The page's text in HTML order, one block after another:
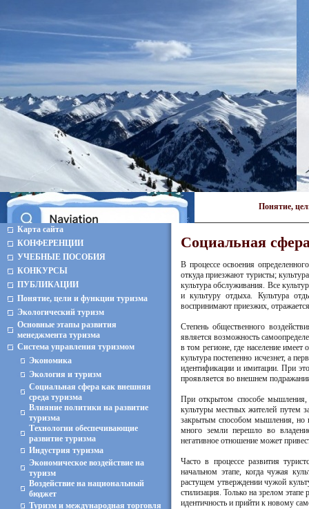
Понятие,
Карта сайта
КОНФЕРЕНЦИИ
УЧЕБНЫЕ ПОСОБИЯ
КОНКУРСЫ
ПУБЛИКАЦИИ
Понятие, цели и функции туризма
Экологический туризм
Основные этапы развития
менеджмента туризма
Система управления туризмом
Экономика
Экология и туризм
Социальная сфера как внешняя
среда туризма
Влияние политики на развитие
туризма
Технологии обеспечивающие
развитие туризма
Индустрия туризма
Экономическое воздействие на
туризм
Воздействие на национальный
бюджет
Туризм и международная торговля
Социальная
В процессе освоения
откуда приезжают туристы;
культура обслуживания. Все
и культуру отдыха. Культура
воспринимают приезжих,
Степень общественного
является возможность
в том регионе, где население
культура постепенно исчезнет, а
идентификации и имитации. При
проявляется во внешнем
При открытом способе мышления,
культуры местных жителей путем
закрытым способом мышления, но
много земли перешло во
негативное отношение может
Часто в процессе развития
начальном этапе, когда чужая
растущем утверждении чужой
стилизация. Только на зрелом
идентичность и прийти к новому